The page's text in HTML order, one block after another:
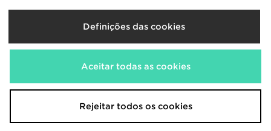
Seleciona O País
Portugal
Aceitamos os seguintes métodos de pagamento
Visita a nossa página corporativa emwww.jdplc.com
Definições das cookies
Aceitar todas as cookies
Rejeitar todos os cookies